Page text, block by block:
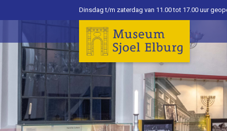
Dinsdag t/m zaterdag van 11.00 tot 17.00 uur